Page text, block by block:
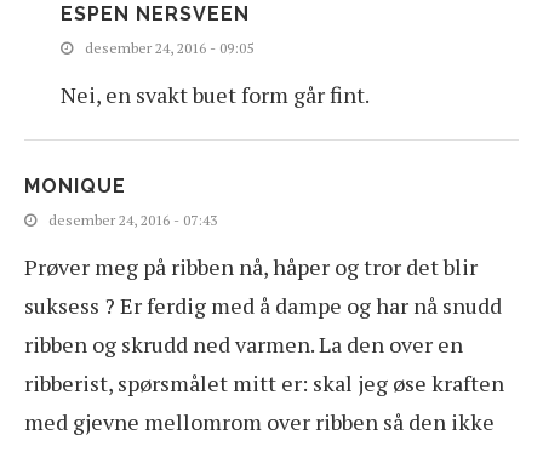
ESPEN NERSVEEN
desember 24, 2016 - 09:05
Nei, en svakt buet form går fint.
MONIQUE
desember 24, 2016 - 07:43
Prøver meg på ribben nå, håper og tror det blir
suksess ? Er ferdig med å dampe og har nå snudd
ribben og skrudd ned varmen. La den over en
ribberist, spørsmålet mitt er: skal jeg øse kraften
med gjevne mellomrom over ribben så den ikke